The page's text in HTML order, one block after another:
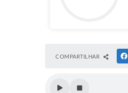
COMPARTILHAR